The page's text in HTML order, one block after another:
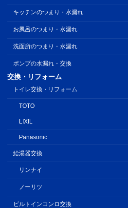
キッチンのつまり・水漏れ
お風呂のつまり・水漏れ
洗面所のつまり・水漏れ
ポンプの水漏れ・交換
交換・リフォーム
トイレ交換・リフォーム
TOTO
LIXIL
Panasonic
給湯器交換
リンナイ
ノーリツ
ビルトインコンロ交換